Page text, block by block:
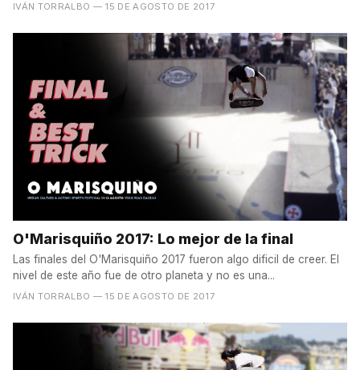
IVÁN TORRALBO — 15 DE AGOSTO DE 2017
O'Marisquiño 2017: Lo mejor de la final
Las finales del O'Marisquiño 2017 fueron algo dificil de creer. El
nivel de este año fue de otro planeta y no es una...
IVÁN TORRALBO — 15 DE AGOSTO DE 2017